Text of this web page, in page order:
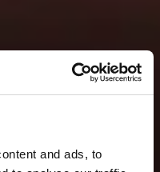
and ads, to